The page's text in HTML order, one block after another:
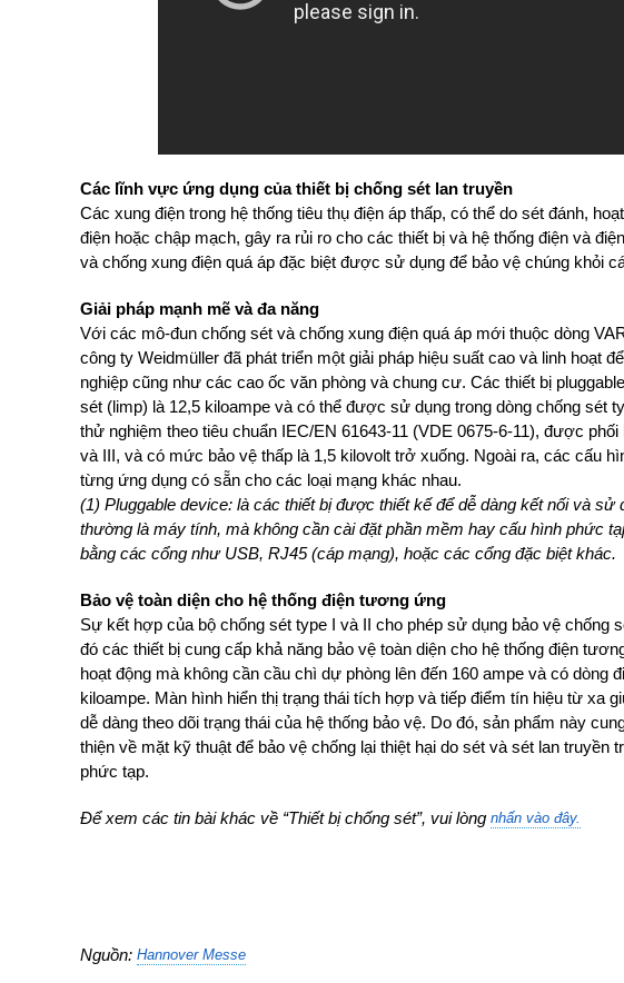
Các lĩnh vực ứng dụng của thiết bị chống sét lan truyền
Các xung điện trong hệ thống tiêu thụ điện áp thấp, có thể do sét đánh,
điện hoặc chập mạch, gây ra rủi ro cho các thiết bị và hệ thống điện và
và chống xung điện quá áp đặc biệt được sử dụng để bảo vệ chúng khỏi
Giải pháp mạnh mẽ và đa năng
Với các mô-đun chống sét và chống xung điện quá áp mới thuộc dòng
công ty Weidmüller đã phát triển một giải pháp hiệu suất cao và linh hoạt
nghiệp cũng như các cao ốc văn phòng và chung cư. Các thiết bị
sét (limp) là 12,5 kiloampe và có thể được sử dụng trong dòng chống sét
thử nghiệm theo tiêu chuẩn IEC/EN 61643-11 (VDE 0675-6-11), được
và III, và có mức bảo vệ thấp là 1,5 kilovolt trở xuống. Ngoài ra, các cấu
từng ứng dụng có sẵn cho các loại mạng khác nhau.
(1) Pluggable device: là các thiết bị được thiết kế để dễ dàng kết nối và sử
thường là máy tính, mà không cần cài đặt phần mềm hay cấu hình phức
bằng các cổng như USB, RJ45 (cáp mạng), hoặc các cổng đặc biệt khác.
Bảo vệ toàn diện cho hệ thống điện tương ứng
Sự kết hợp của bộ chống sét type I và II cho phép sử dụng bảo vệ chống
đó các thiết bị cung cấp khả năng bảo vệ toàn diện cho hệ thống điện
hoạt động mà không cần cầu chì dự phòng lên đến 160 ampe và có dòng
kiloampe. Màn hình hiển thị trạng thái tích hợp và tiếp điểm tín hiệu từ xa
dễ dàng theo dõi trạng thái của hệ thống bảo vệ. Do đó, sản phẩm này
thiện về mặt kỹ thuật để bảo vệ chống lại thiệt hại do sét và sét lan truyền
phức tạp.
Để xem các tin bài khác về “Thiết bị chống sét”, vui lòng nhấn vào đây.
Nguồn: Hannover Messe